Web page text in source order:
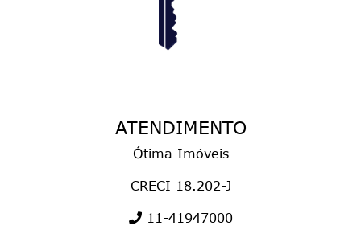
ATENDIMENTO
Ótima Imóveis
CRECI 18.202-J
11-41947000